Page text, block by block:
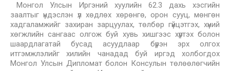
Монгол Улсын Иргэний хуулийн 62.3 дахь хэсгийн
заалтыг үндэслэн үл хөдлөх хөрөнгө, орон сууц, мөнгөн
хадгаламжийг захиран зарцуулах, төлбөр гүйцэтгэх, хүний
хөгжлийн сангаас олгож буй хувь хишгээс хүртэх болон
шаардлагатай бусад асуудлаар бүрэн эрх олгох
итгэмжлэлийг хилийн чанадад буй иргэд холбогдох
Монгол Улсын Дипломат болон Консулын төлөөлөгчийн